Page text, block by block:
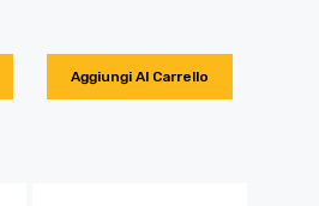
Aggiungi Al Carrello